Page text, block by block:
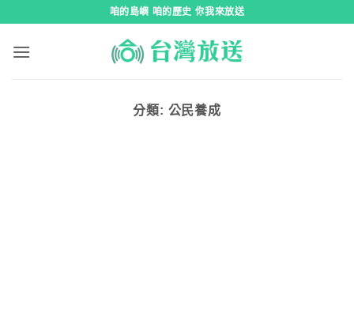
咱的島嶼 咱的歷史 你我來放送
分類: 公民養成